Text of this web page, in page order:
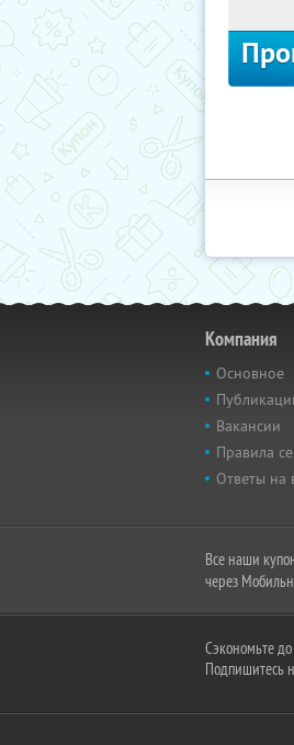
Компания
Основное
Вакансии
Правила
Ответы на
Все наши
через
Сэкономьте
Подпишитесь